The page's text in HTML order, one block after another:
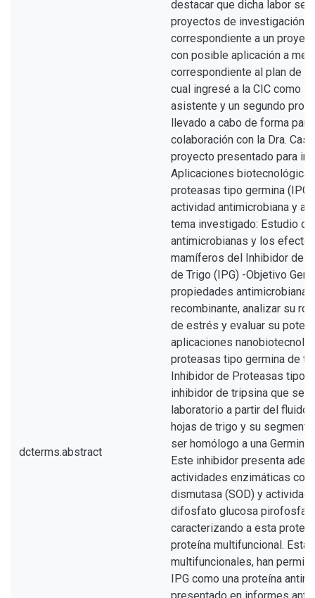
dcterms.abstract
destacar que dicha labor se
proyectos de investigación:
correspondiente a un
con posible aplicación a
correspondiente al plan de
cual ingresé a la CIC como
asistente y un segundo
llevado a cabo de forma
colaboración con la Dra.
proyecto presentado para
Aplicaciones
proteasas tipo germina
actividad antimicrobiana y
tema investigado: Estudio
antimicrobianas y los
mamíferos del Inhibidor de
de Trigo (IPG) -Objetivo
propiedades
recombinante, analizar su
de estrés y evaluar su
aplicaciones
proteasas tipo germina de
Inhibidor de Proteasas tipo
inhibidor de tripsina que se
laboratorio a partir del fluido
hojas de trigo y su
ser homólogo a una Germin-
Este inhibidor presenta
actividades enzimáticas
dismutasa (SOD) y actividad
difosfato glucosa
caracterizando a esta
proteína multifuncional.
multifuncionales, han
IPG como una proteína